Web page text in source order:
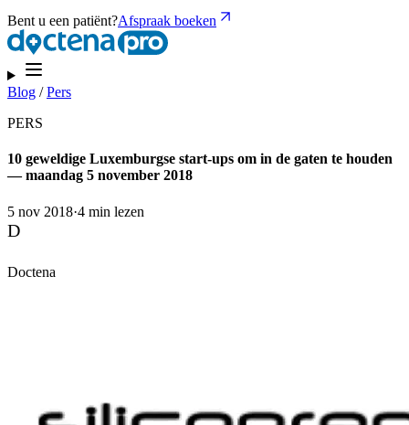
Bent u een patiënt?Afspraak boeken
Blog /Pers
PERS
10 geweldige Luxemburgse start-ups om in de gaten te houden
— maandag 5 november 2018
5 nov 2018·4 min lezen
D
Doctena